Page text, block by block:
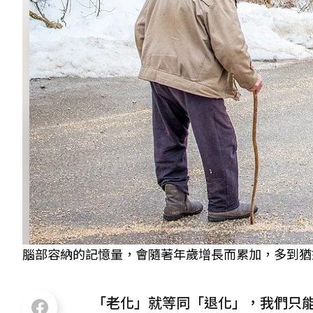
腦部容納的記憶量，會隨著年歲增長而累加，多到
「老化」就等同「退化」，我們